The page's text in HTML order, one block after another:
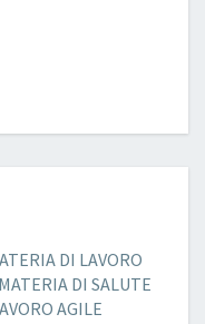
DI LAVORO
DI SALUTE
AGILE